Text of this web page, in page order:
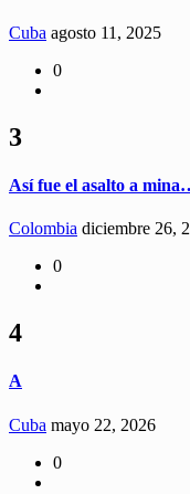
Cuba agosto 11, 2025
0
3
Así fue el asalto a
Colombia diciembre 26,
0
4
A
Cuba mayo 22, 2026
0